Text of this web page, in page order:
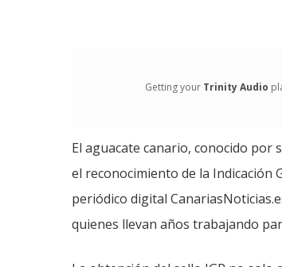
Getting your Trinity Audio
El aguacate canario, conocido por
el reconocimiento de la Indicación
periódico digital
quienes llevan años trabajando